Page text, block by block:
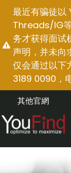
容
最近有骗徒以
Threads/IG
务才获得面试
声明，并未向
仅会通过以下
3189 0090，
其他官網